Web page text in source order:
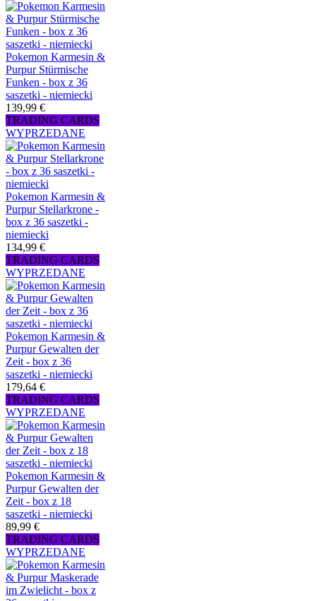
Pokemon Karmesin &
Purpur Stürmische
Funken - box z 36
saszetki - niemiecki
139,99 €
TRADING CARDS
WYPRZEDANE
Pokemon Karmesin &
Purpur Stellarkrone -
box z 36 saszetki -
niemiecki
134,99 €
TRADING CARDS
WYPRZEDANE
Pokemon Karmesin &
Purpur Gewalten der
Zeit - box z 36
saszetki - niemiecki
179,64 €
TRADING CARDS
WYPRZEDANE
Pokemon Karmesin &
Purpur Gewalten der
Zeit - box z 18
saszetki - niemiecki
89,99 €
TRADING CARDS
WYPRZEDANE